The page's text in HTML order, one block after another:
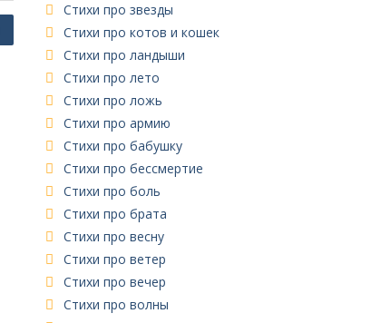
Стихи про звезды
Стихи про котов и кошек
Стихи про ландыши
Стихи про лето
Стихи про ложь
Стихи про армию
Стихи про бабушку
Стихи про бессмертие
Стихи про боль
Стихи про брата
Стихи про весну
Стихи про ветер
Стихи про вечер
Стихи про волны